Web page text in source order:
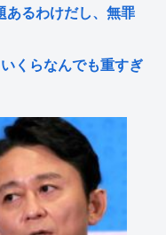
あるわけだし、無罪
くらなんでも重すぎ
し取られた…」ワイ
茶やろなぁ」
は同じ」 少年隊・
通点と我流の演出